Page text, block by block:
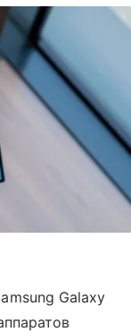
Galaxy